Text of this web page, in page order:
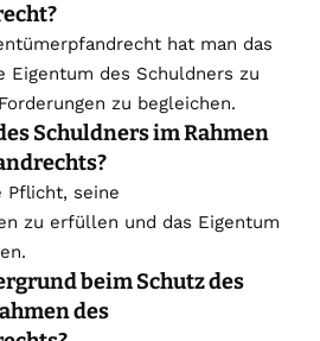
hat man das
Eigentum des Schuldners zu
zu begleichen.
Schuldners im Rahmen
Pflicht, seine
zu erfüllen und das Eigentum
beim Schutz des
des